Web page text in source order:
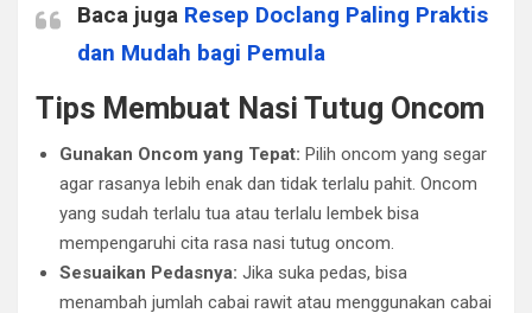
Baca juga Resep Doclang Paling Praktis
dan Mudah bagi Pemula
Tips Membuat Nasi Tutug Oncom
Gunakan Oncom yang Tepat: Pilih oncom yang segar
agar rasanya lebih enak dan tidak terlalu pahit. Oncom
yang sudah terlalu tua atau terlalu lembek bisa
mempengaruhi cita rasa nasi tutug oncom.
Sesuaikan Pedasnya: Jika suka pedas, bisa
menambah jumlah cabai rawit atau menggunakan cabai